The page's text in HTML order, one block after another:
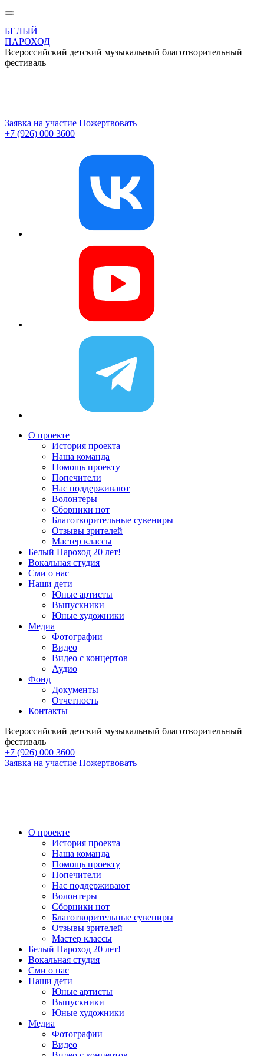
БЕЛЫЙ
ПАРОХОД
Всероссийский детский музыкальный благотворительный
фестиваль
Заявка на участие Пожертвовать
+7 (926) 000 3600
О проекте
История проекта
Наша команда
Помощь проекту
Попечители
Нас поддерживают
Волонтеры
Сборники нот
Благотворительные сувениры
Отзывы зрителей
Мастер классы
Белый Пароход 20 лет!
Вокальная студия
Сми о нас
Наши дети
Юные артисты
Выпускники
Юные художники
Медиа
Фотографии
Видео
Видео с концертов
Аудио
Фонд
Документы
Отчетность
Контакты
Всероссийский детский музыкальный благотворительный
фестиваль
+7 (926) 000 3600
Заявка на участие Пожертвовать
О проекте
История проекта
Наша команда
Помощь проекту
Попечители
Нас поддерживают
Волонтеры
Сборники нот
Благотворительные сувениры
Отзывы зрителей
Мастер классы
Белый Пароход 20 лет!
Вокальная студия
Сми о нас
Наши дети
Юные артисты
Выпускники
Юные художники
Медиа
Фотографии
Видео